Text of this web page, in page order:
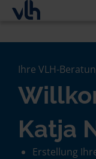
Ihre VLH-
Katja
Erstellung